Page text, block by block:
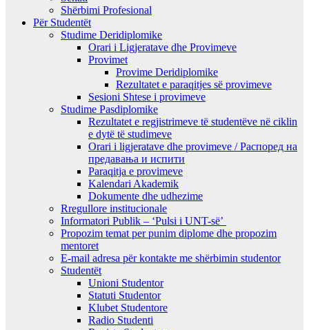
Shërbimi Profesional
Për Studentët
Studime Deridiplomike
Orari i Ligjeratave dhe Provimeve
Provimet
Provime Deridiplomike
Rezultatet e paraqitjes së provimeve
Sesioni Shtese i provimeve
Studime Pasdiplomike
Rezultatet e regjistrimeve të studentëve në ciklin
e dytë të studimeve
Orari i ligjeratave dhe provimeve / Распоред на
предавањa и испити
Paraqitja e provimeve
Kalendari Akademik
Dokumente dhe udhezime
Rregullore institucionale
Informatori Publik – ‘Pulsi i UNT-së’
Propozim temat per punim diplome dhe propozim
mentoret
E-mail adresa për kontakte me shërbimin studentor
Studentët
Unioni Studentor
Statuti Studentor
Klubet Studentore
Radio Studenti